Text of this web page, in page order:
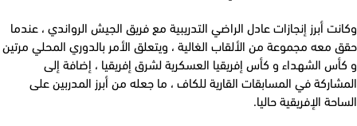
أبرز إنجازات عادل الراضي التدريبية مع فريق الجيش الرواندي ، عندما
معه مجموعة من الألقاب الغالية ، ويتعلق الأمر بالدوري المحلي مرتين
الشهداء و كأس إفريقيا العسكرية لشرق إفريقيا ، إضافة إلى
في المسابقات القارية للكاف ، ما جعله من أبرز المدربين على
الإفريقية حاليا.